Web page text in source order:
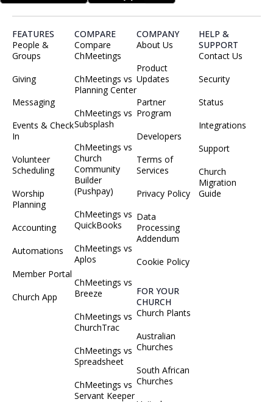
FEATURES
People &
Groups
Giving
Messaging
Events & Check
In
Volunteer
Scheduling
Worship
Planning
Accounting
Automations
Member Portal
Church App
COMPARE
Compare
ChMeetings
ChMeetings vs
Planning Center
ChMeetings vs
Subsplash
ChMeetings vs
Church
Community
Builder
(Pushpay)
ChMeetings vs
QuickBooks
ChMeetings vs
Aplos
ChMeetings vs
Breeze
ChMeetings vs
ChurchTrac
ChMeetings vs
Spreadsheet
ChMeetings vs
Servant Keeper
COMPANY
About Us
Product
Updates
Partner
Program
Developers
Terms of
Services
Privacy Policy
Data
Processing
Addendum
Cookie Policy
FOR YOUR
CHURCH
Church Plants
Australian
Churches
South African
Churches
HELP &
SUPPORT
Contact Us
Security
Status
Integrations
Support
Church
Migration
Guide